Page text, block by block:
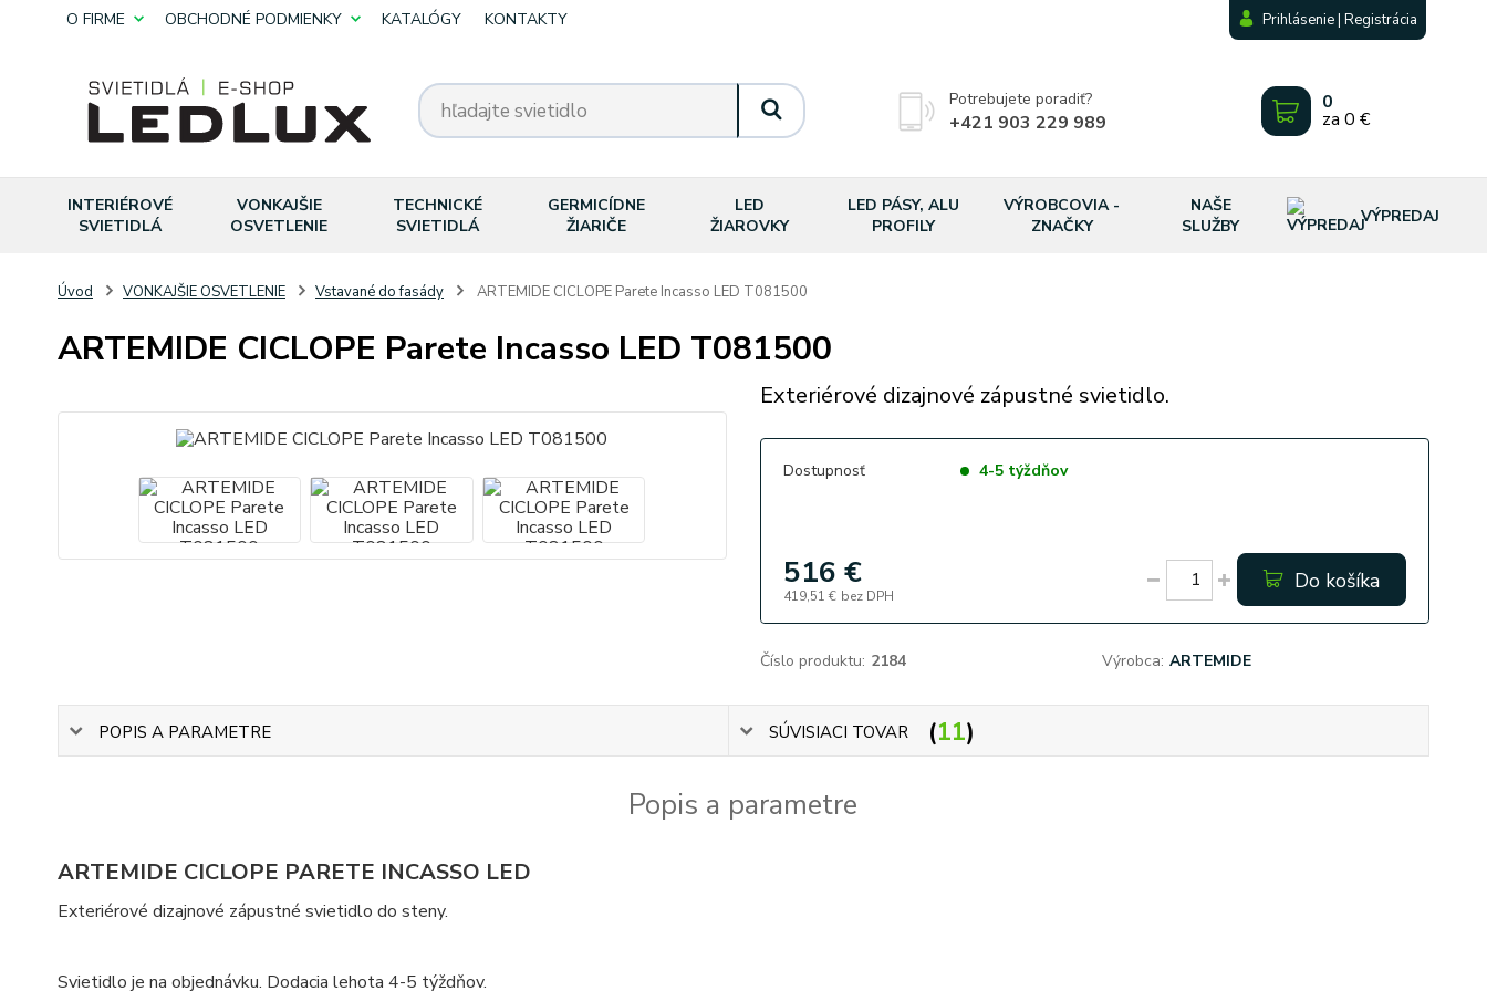
O FIRME OBCHODNÉ PODMIENKY KATALÓGY KONTAKTY Prihlásenie | Registrácia
Potrebujete poradiť?
+421 903 229 989
0
za 0 €
INTERIÉROVÉ
SVIETIDLÁ
VONKAJŠIE
OSVETLENIE
TECHNICKÉ
SVIETIDLÁ
GERMICÍDNE
ŽIARIČE
LED
ŽIAROVKY
LED PÁSY, ALU
PROFILY
VÝROBCOVIA -
ZNAČKY
NAŠE
SLUŽBY
VÝPREDAJ
Úvod VONKAJŠIE OSVETLENIE Vstavané do fasády ARTEMIDE CICLOPE Parete Incasso LED T081500
ARTEMIDE CICLOPE Parete Incasso LED T081500
Exteriérové dizajnové zápustné svietidlo.
Dostupnosť 4-5 týždňov
516 €
419,51 € bez DPH
Do košíka
Číslo produktu: 2184 Výrobca: ARTEMIDE
POPIS A PARAMETRE SÚVISIACI TOVAR 11
Popis a parametre
ARTEMIDE CICLOPE PARETE INCASSO LED
Exteriérové dizajnové zápustné svietidlo do steny.
Svietidlo je na objednávku. Dodacia lehota 4-5 týždňov.